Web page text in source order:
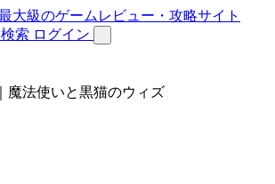
索 ログイン
魔法使いと黒猫のウィズ